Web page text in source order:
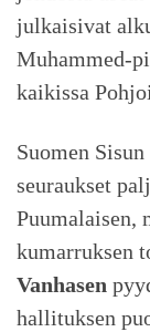
julkaisivat
Muhammed-
kaikissa
Suomen
seuraukset
Puumalaisen,
kumarruksen
Vanhasen
hallituksen